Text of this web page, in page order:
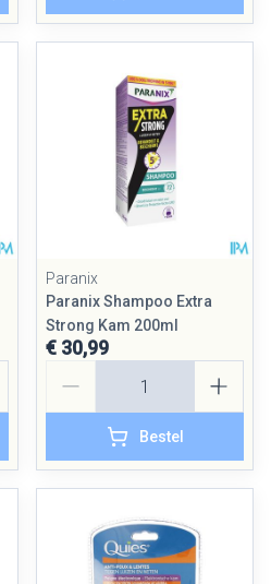
Paranix
Paranix Shampoo Extra
Strong Kam 200ml
€ 30,99
Bestel